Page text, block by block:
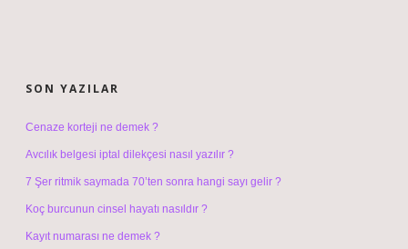
SON YAZILAR
Cenaze korteji ne demek ?
Avcılık belgesi iptal dilekçesi nasıl yazılır ?
7 Şer ritmik saymada 70’ten sonra hangi sayı gelir ?
Koç burcunun cinsel hayatı nasıldır ?
Kayıt numarası ne demek ?